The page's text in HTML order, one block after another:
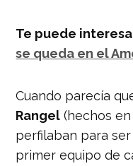
Te puede
se queda en el
Cuando parecía
Rangel (hechos en
perfilaban para
primer equipo de